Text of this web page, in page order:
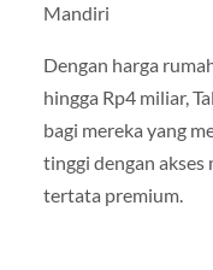
Mandiri
Dengan harga
hingga Rp4 miliar,
bagi mereka yang
tinggi dengan akses
tertata premium.